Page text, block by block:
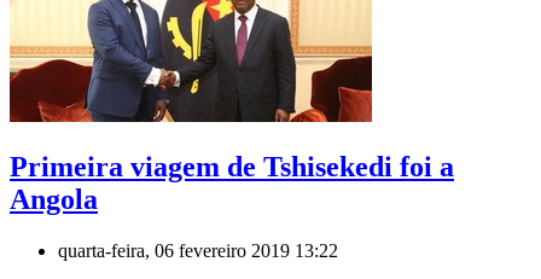
Primeira viagem de Tshisekedi foi a
Angola
quarta-feira, 06 fevereiro 2019 13:22